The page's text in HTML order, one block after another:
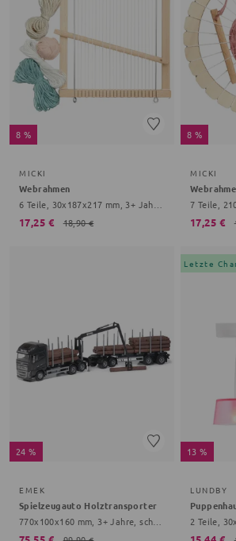
8 %
MICKI
Webrahmen
6 Teile, 30x187x217 mm, 3+ Jahre, braun
17,25 € 18,90 €
8 %
MICKI
17,25 €
24 %
EMEK
Spielzeugauto Holztransporter
Letzte
13 %
LUNDBY